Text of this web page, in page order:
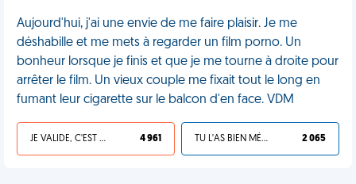
Aujourd'hui, j'ai une envie de me faire plaisir. Je me
déshabille et me mets à regarder un film porno. Un
bonheur lorsque je finis et que je me tourne à droite pour
arrêter le film. Un vieux couple me fixait tout le long en
fumant leur cigarette sur le balcon d'en face. VDM
JE VALIDE, C'EST UNE VDM 4 961 TU L'AS BIEN MÉRITÉ 2 065